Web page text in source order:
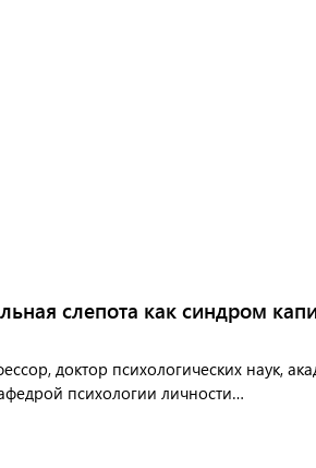
слепота как синдром
доктор психологических наук,
психологии личности…